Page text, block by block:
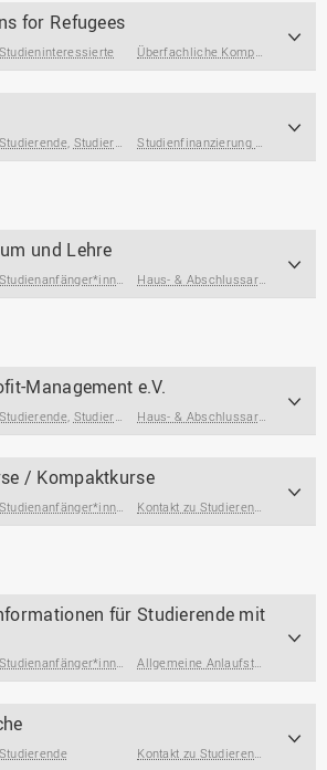
for Refugees
Studieninteressierte Überfachliche Kompetenzen
Studierende, Studierende am Ende des Studiums Studienfinanzierung & Wohnen
und Lehre
Studienanfänger*innen Studierende,Studierende am
Haus- & Abschlussarbeiten
Management e.V.
Studierende, Studierende am Ende des Studiums Haus- & Abschlussarbeiten
/ Kompaktkurse
Studienanfänger*innen Kontakt zu Studierenden & Alumni
für Studierende mit
Studienanfänger*innen Studieninteressierte,Allgemeine Anlaufstellen
Studierende Kontakt zu Studierenden & Alumni